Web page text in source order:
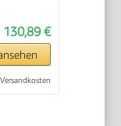
130,89 €